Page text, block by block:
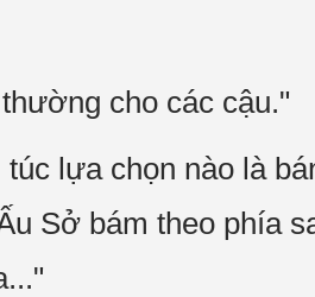
cho các cậu."
lựa chọn nào là
Sở bám theo phía